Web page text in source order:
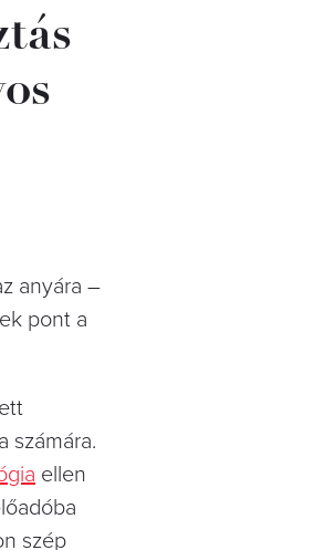
anyára –
pont a
számára.
ellen
szép